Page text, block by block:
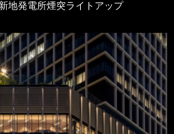
地発電所煙突ライトアップ